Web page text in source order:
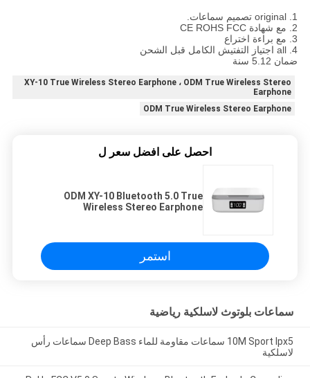
1. original تصميم سماعات.
2. مع شهادة CE ROHS FCC
3. مع براءة اختراع
4. all اجتياز التفتيش الكامل قبل الشحن
ضمان 5.12 سنة
XY-10 True Wireless Stereo Earphone ، ODM True Wireless Stereo
Earphone
ODM True Wireless Stereo Earphone
احصل على افضل سعر ل
ODM XY-10 Bluetooth 5.0 True
Wireless Stereo Earphone
استمر
سماعات بلوتوث لاسلكية رياضية
10M Sport Ipx5 سماعات مقاومة للماء Deep Bass سماعات رأس
لاسلكية